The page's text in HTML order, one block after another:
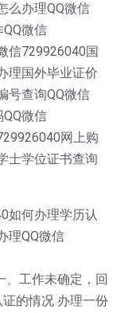
么办理QQ微信
微信
信729926040国
理国外毕业证价
号查询QQ微信
微信
网上购
士学位证书查询
如何办理学历认
理QQ微信
、工作未确定，回
的情况 办理一份